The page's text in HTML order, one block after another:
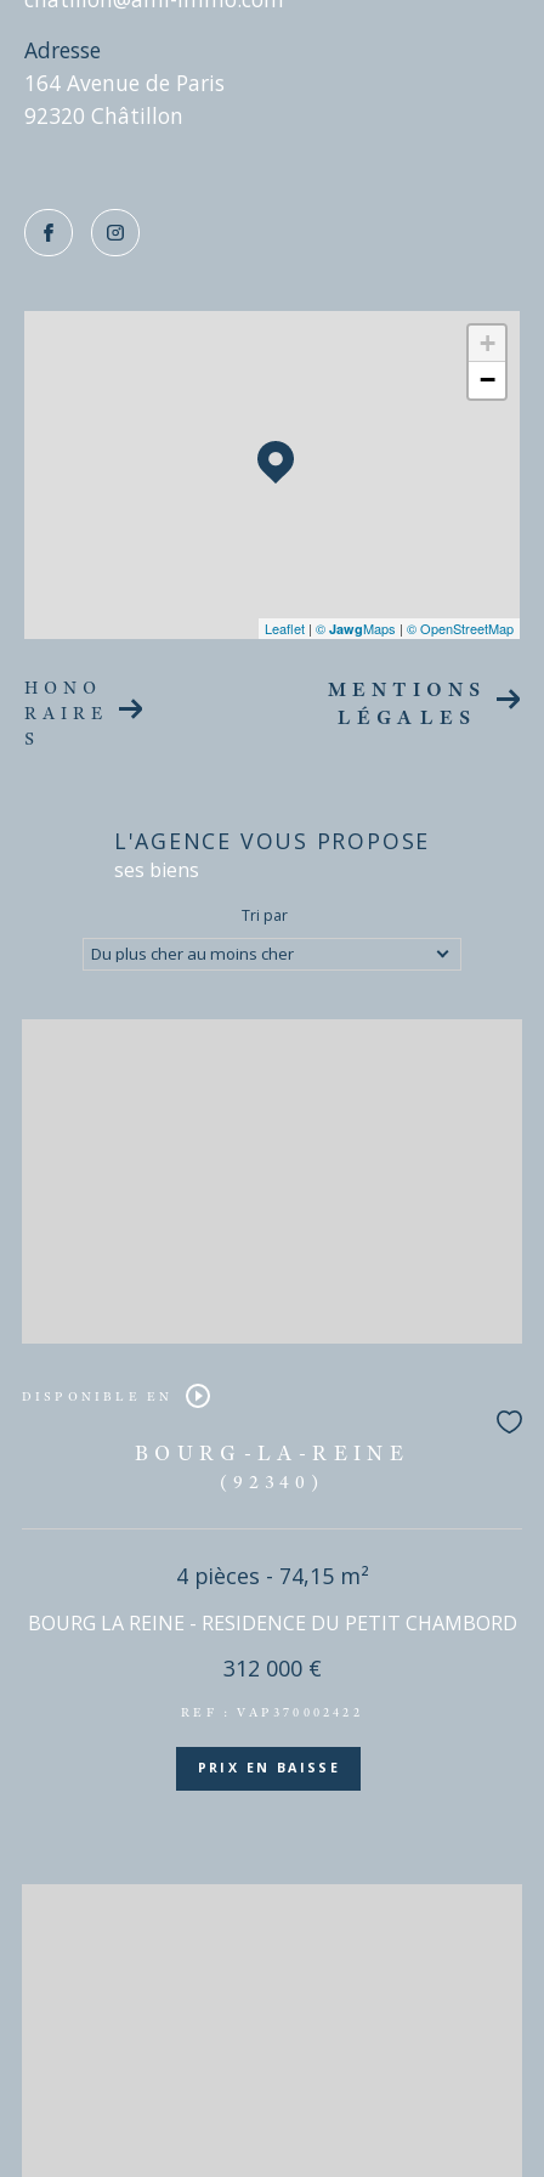
normes éthiques et professionnelles les plus élevées
de l'industrie.
Adresse
164 Avenue de Paris
92320 Châtillon
+
−
Leaflet | © JawgMaps | © OpenStreetMap
HONO
RAIRE
S
MENTIONS
LÉGALES